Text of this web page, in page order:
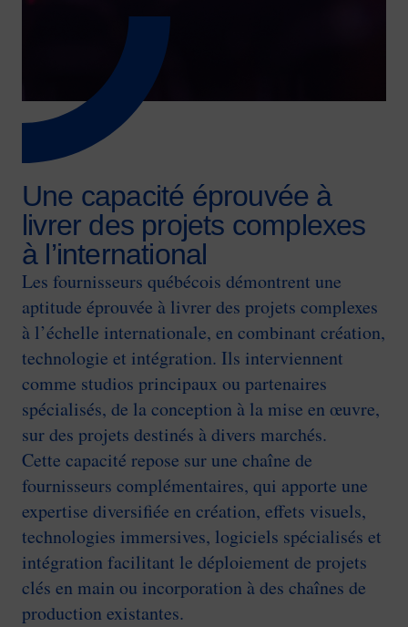
Une capacité éprouvée à
livrer des projets complexes
à l’international
Les fournisseurs québécois démontrent une
aptitude éprouvée à livrer des projets complexes
à l’échelle internationale, en combinant création,
technologie et intégration. Ils interviennent
comme studios principaux ou partenaires
spécialisés, de la conception à la mise en œuvre,
sur des projets destinés à divers marchés.
Cette capacité repose sur une chaîne de
fournisseurs complémentaires, qui apporte une
expertise diversifiée en création, effets visuels,
technologies immersives, logiciels spécialisés et
intégration facilitant le déploiement de projets
clés en main ou incorporation à des chaînes de
production existantes.